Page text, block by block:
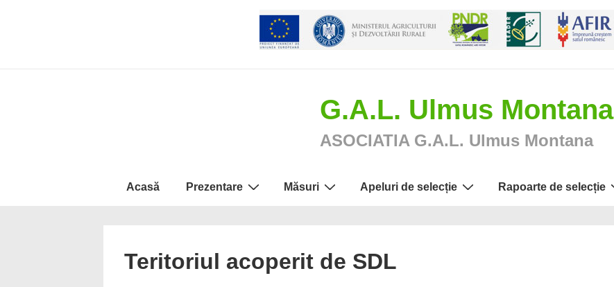
G.A.L. Ulmus Montana
ASOCIATIA G.A.L. Ulmus Montana
Navigare
Acasă Prezentare Măsuri Apeluri de selecție Rapoarte de selecție
Teritoriul acoperit de SDL